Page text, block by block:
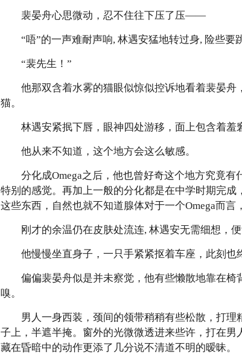
裴晏舟心思微动，忍不住往下压了压——
“唔”的一声难耐声响, 林遇安猛地转过身, 险些要
“裴先生！”
他那双含着水雾的猫眼似惊似控诉地看着裴晏舟
猫。
林遇安紧抿下唇，眼神四处游移，面上包含着羞
他从来不知道，这个地方会这么敏感。
分化成Omega之后，他也曾好奇这个地方究竟有
特别的感觉。再加上一般的分化都是在中学时期完
这些东西，自然也就不知道腺体对于一个Omega而言
刚才的余温仍在皮肤处流连, 林遇安无需细想，便
他慢慢坐直身子，一只手紧紧抠着车座，此刻也
偏偏裴晏舟似是并未察觉，他有些懒散地靠在椅
嗅。
男人一身西装，颈间的领带稍稍有些松散，打理
子上，半遮半掩。窗外的光微微透进来些许，打在
藏在昏暗中的动作更添了几分说不清道不明的暧昧。